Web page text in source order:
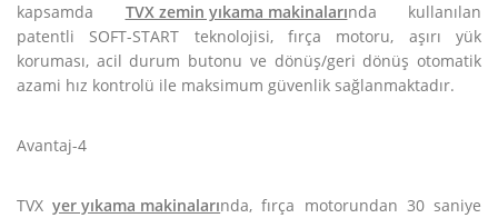
kapsamda TVX zemin yıkama makinalarında kullanılan
patentli SOFT-START teknolojisi, fırça motoru, aşırı yük
koruması, acil durum butonu ve dönüş/geri dönüş otomatik
azami hız kontrolü ile maksimum güvenlik sağlanmaktadır.
Avantaj-4
TVXyer yıkama makinalarında, fırça motorundan 30 saniye